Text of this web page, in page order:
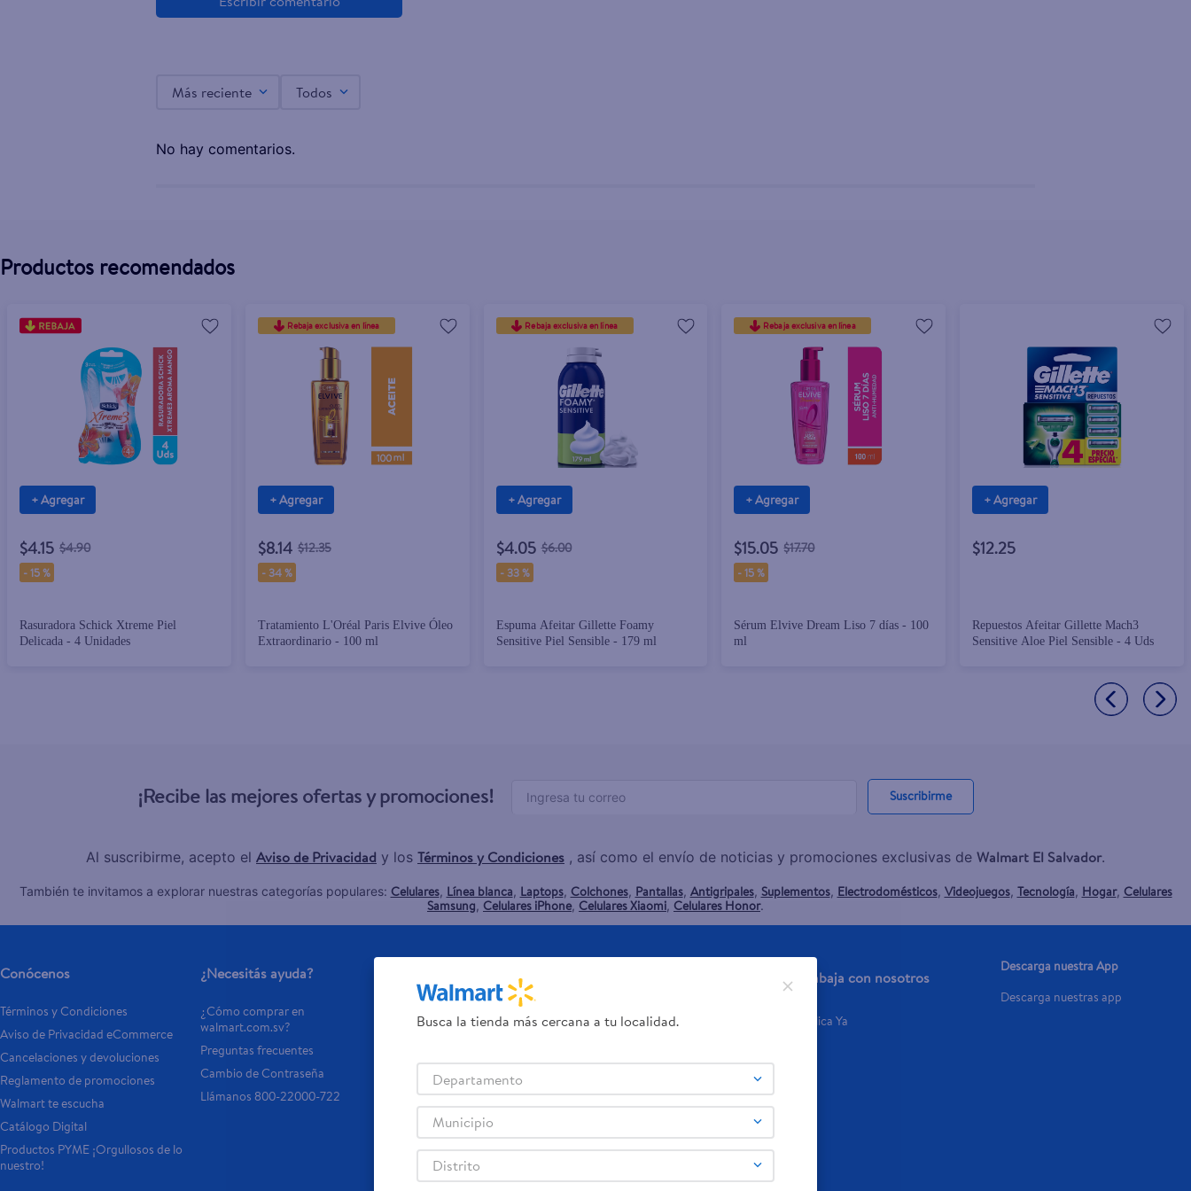
Más reciente Todos
No hay comentarios.
Productos recomendados
+ Agregar
$4.15 $4.90
-15 %
Rasuradora Schick Xtreme Piel
Delicada - 4 Unidades
Rebaja exclusiva en línea
+ Agregar
$8.14 $12.35
-34 %
Tratamiento L'Oréal Paris Elvive Óleo
Extraordinario - 100 ml
Rebaja exclusiva en línea
+ Agregar
$4.05 $6.00
-33 %
Espuma Afeitar Gillette Foamy
Sensitive Piel Sensible - 179 ml
Rebaja exclusiva en línea
+ Agregar
$15.05 $17.70
-15 %
Sérum Elvive Dream Liso 7 días - 100
ml
+ Agregar
$12.25
Repuestos Afeitar Gillette Mach3
Sensitive Aloe Piel Sensible - 4 Uds
¡Recibe las mejores ofertas y promociones! Suscribirme
Al suscribirme, acepto el Aviso de Privacidad y los Términos y Condiciones , así como el envío de noticias y promociones exclusivas de Walmart El Salvador.
También te invitamos a explorar nuestras categorías populares: Celulares, Línea blanca, Laptops, Colchones, Pantallas, Antigripales, Suplementos, Electrodomésticos, Videojuegos, Tecnología, Hogar, Celulares
Samsung, Celulares iPhone, Celulares Xiaomi, Celulares Honor.
Conócenos
Términos y Condiciones
Aviso de Privacidad eCommerce
Cancelaciones y devoluciones
Reglamento de promociones
Walmart te escucha
Catálogo Digital
Productos PYME ¡Orgullosos de lo
nuestro!
¿Necesitás ayuda?
¿Cómo comprar en
walmart.com.sv?
Preguntas frecuentes
Cambio de Contraseña
Llámanos 800-22000-722
- Pagos de servicios
Tarjeta de Crédito
Trabaja con nosotros
Aplica Ya
Descarga nuestra App
Descarga nuestras app
Busca la tienda más cercana a tu localidad.
Departamento
Municipio
Distrito